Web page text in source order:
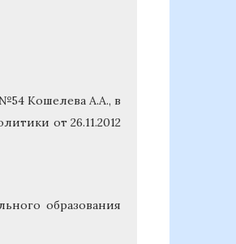
Кошелева А.А., в
от 26.11.2012
образования